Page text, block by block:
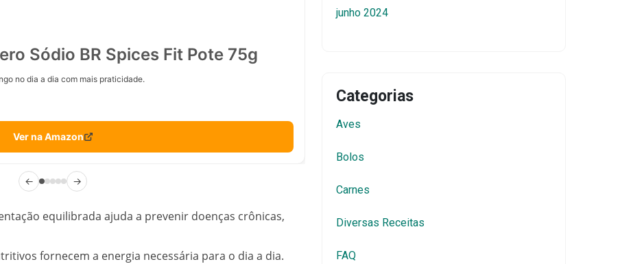
Sódio BR Spices Fit Pote 75g
no dia a dia com mais praticidade.
Ver na Amazon
← →
equilibrada ajuda a prevenir doenças crônicas,
fornecem a energia necessária para o dia a dia.
junho 2024
Categorias
Aves
Bolos
Carnes
Diversas Receitas
FAQ